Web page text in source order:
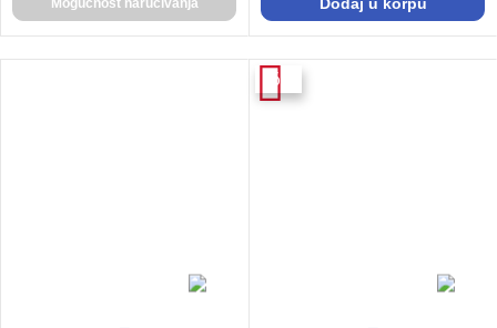
Mogućnost naručivanja
-6%